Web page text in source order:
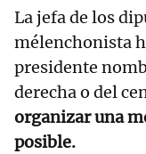
La jefa de los
mélenchonista
presidente
derecha o del
organizar una
posible.